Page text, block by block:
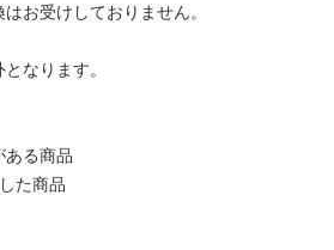
お受けしておりません。
なります。
ある商品
た商品